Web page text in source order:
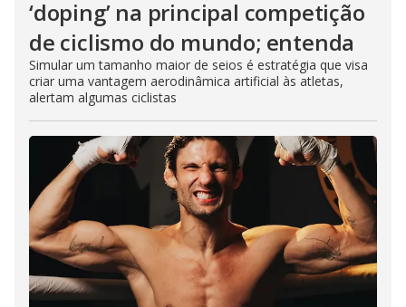
‘doping’ na principal competição
de ciclismo do mundo; entenda
Simular um tamanho maior de seios é estratégia que visa
criar uma vantagem aerodinâmica artificial às atletas,
alertam algumas ciclistas